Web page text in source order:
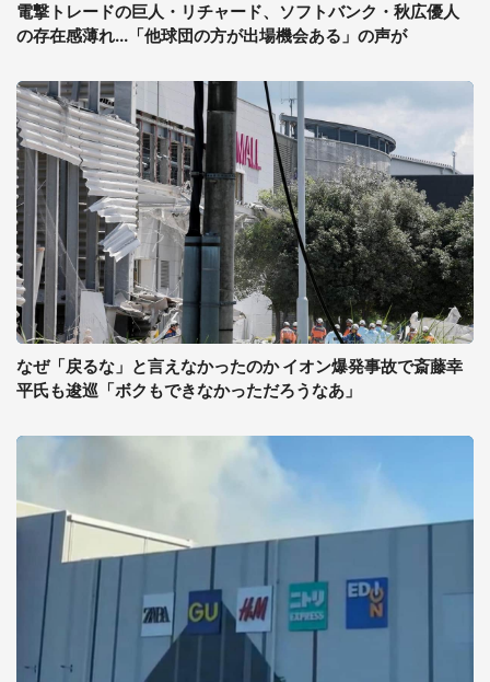
電撃トレードの巨人・リチャード、ソフトバンク・秋広優人
の存在感薄れ...「他球団の方が出場機会ある」の声が
なぜ「戻るな」と言えなかったのか イオン爆発事故で斎藤幸
平氏も逡巡「ボクもできなかっただろうなあ」